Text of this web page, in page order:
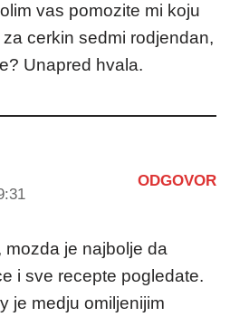
vas pomozite mi koju
cerkin sedmi rodjendan,
Unapred hvala.
ODGOVOR
mozda je najbolje da
i sve recepte pogledate.
je medju omiljenijim